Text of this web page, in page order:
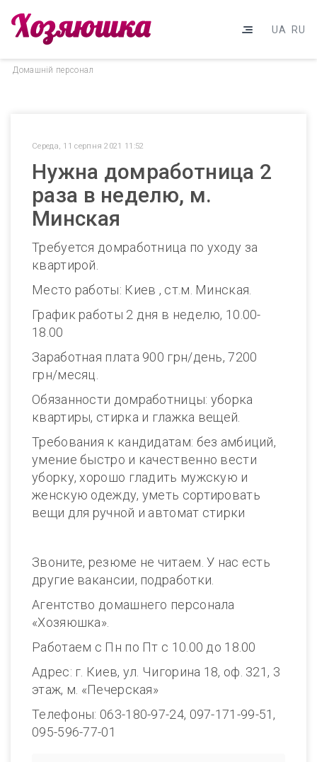
UA RU
Домашнiй персонал
Середа, 11 серпня 2021 11:52
Нужна домработница 2
раза в неделю, м.
Минская
Требуется домработница по уходу за
квартирой.
Место работы: Киев , ст.м. Минская.
График работы 2 дня в неделю, 10.00-
18.00
Заработная плата 900 грн/день, 7200
грн/месяц.
Обязанности домработницы: уборка
квартиры, стирка и глажка вещей.
Требования к кандидатам: без амбиций,
умение быстро и качественно вести
уборку, хорошо гладить мужскую и
женскую одежду, уметь сортировать
вещи для ручной и автомат стирки
Звоните, резюме не читаем. У нас есть
другие вакансии, подработки.
Агентство домашнего персонала
«Хозяюшка».
Работаем с Пн по Пт с 10.00 до 18.00
Адрес: г. Киев, ул. Чигорина 18, оф. 321, 3
этаж, м. «Печерская»
Телефоны: 063-180-97-24, 097-171-99-51,
095-596-77-01